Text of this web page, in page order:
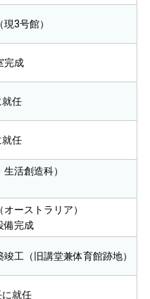
3号館）
完成
就任
任
活創造科）
ーストラリア）
備完成
竣工（旧講堂兼体育館跡地）
就任